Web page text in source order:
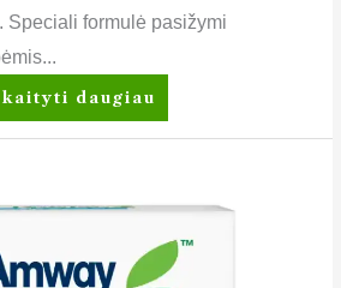
Speciali formulė pasižymi
daugiau